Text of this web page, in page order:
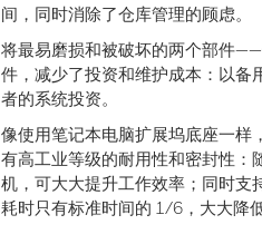
间，同时消除了仓库管理的顾虑。
将最易磨损和被破坏的两个部件
件，减少了投资和维护成本：以备
者的系统投资。
像使用笔记本电脑扩展坞底座一样
有高工业等级的耐用性和密封性：
机，可大大提升工作效率；同时支
耗时只有标准时间的 1/6，大大降